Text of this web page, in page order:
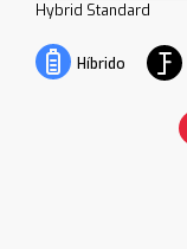
Hybrid Standard
Híbrido